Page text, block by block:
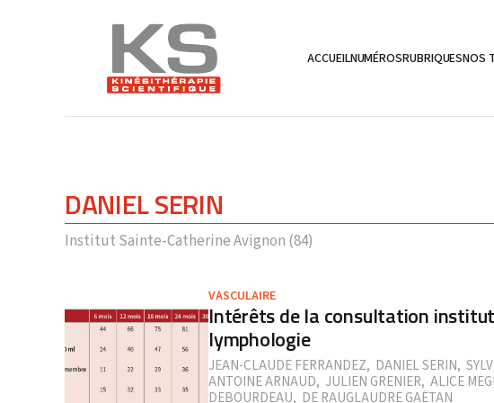
ACCUEILNUMÉROSRUBRIQUESNOS
DANIEL SERIN
Institut Sainte-Catherine Avignon (84)
VASCULAIRE
Intérêts de la consultation
lymphologie
JEAN-CLAUDE FERRANDEZ, DANIEL SERIN,
ANTOINE ARNAUD, JULIEN GRENIER, ALICE
DEBOURDEAU, DE RAUGLAUDRE GAËTAN